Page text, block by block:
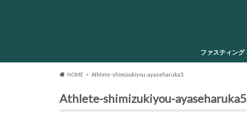
ファスティング
HOME Athlete-shimizukiyou-ayaseharuka5
Athlete-shimizukiyou-ayaseharuka5